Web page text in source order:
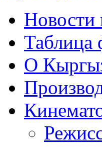
Новости
Таблица
О